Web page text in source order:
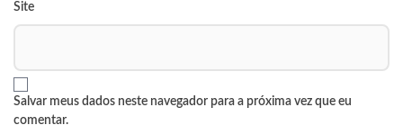
Site
Salvar meus dados neste navegador para a próxima vez que eu
comentar.